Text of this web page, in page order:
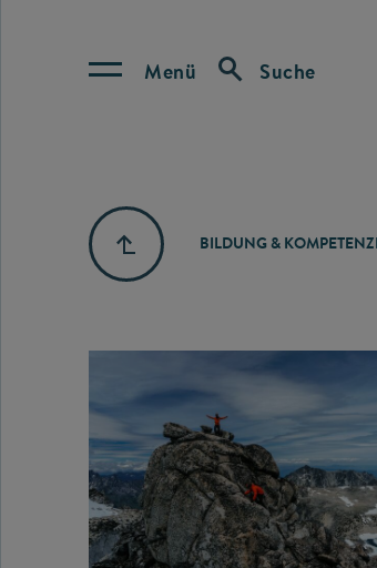
Menü Suche
BILDUNG &